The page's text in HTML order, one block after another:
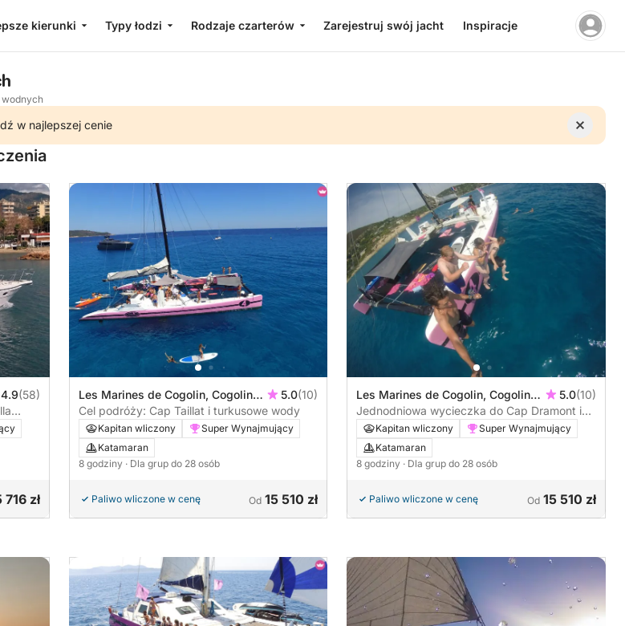
kierunki Typy łodzi Rodzaje czarterów Zarejestruj swój jacht Inspiracje
wodnych
w najlepszej cenie
4.9(58)
716 zł
Les Marines de Cogolin, Cogolin,
Francja
5.0(10)
Cel podróży: Cap Taillat i turkusowe wody
Kapitan wliczony
Super Wynajmujący
Katamaran
8 godziny · Dla grup do 28 osób
Paliwo wliczone w cenę Od 15 510 zł
Les Marines de Cogolin, Cogolin,
Francja
5.0(10)
Jednodniowa wycieczka do Cap Dramont i
masywu Esterel: Złota Wyspa
Kapitan wliczony
Super Wynajmujący
Katamaran
8 godziny · Dla grup do 28 osób
Paliwo wliczone w cenę Od 15 510 zł